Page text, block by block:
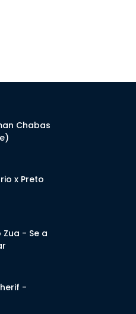
Chabas
x Preto
Zua - Se a
-